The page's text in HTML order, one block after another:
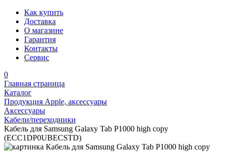
Как купить
Доставка
О магазине
Гарантия
Контакты
Сервис
0
Главная страница
Каталог
Продукция Apple, аксессуары
Аксессуары
Кабели/переходники
Кабель для Samsung Galaxy Tab P1000 high copy
(ECC1DP0UBECSTD)